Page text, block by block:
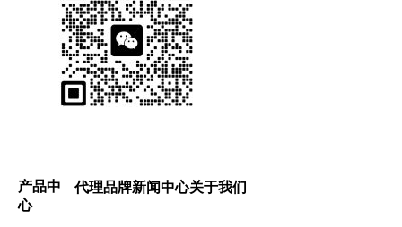
产品中
心
代理品牌新闻中心关于我们